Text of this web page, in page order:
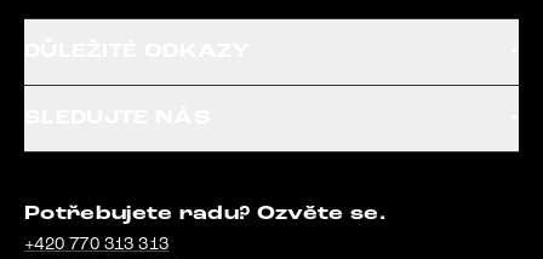
Potřebujete radu? Ozvěte se.
+420 770 313 313